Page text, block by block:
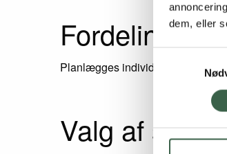
dem, eller
Fordeling af
Planlægges individuelt i
Valg af